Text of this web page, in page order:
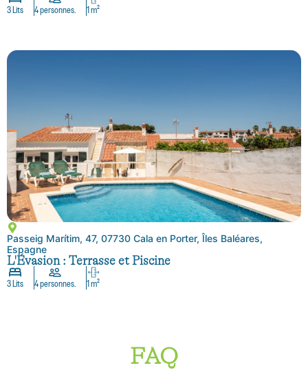
3 Lits 4 personnes. 1 m²
Passeig Marítim, 47, 07730 Cala en Porter, Îles Baléares,
Espagne
L'Évasion : Terrasse et Piscine
3 Lits 4 personnes. 1 m²
FAQ